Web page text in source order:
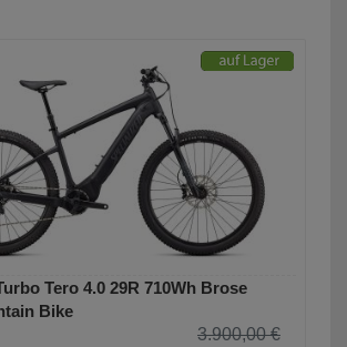
Tero 4.0 29R 710Wh Brose
Bike
3.900,00 €